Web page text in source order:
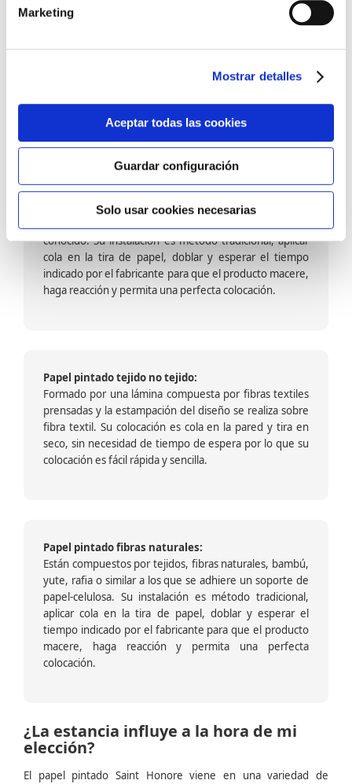
Marketing
Mostrar detalles
Aceptar todas las cookies
Guardar configuración
Solo usar cookies necesarias
barniz multiadherente en base agua. En zonas de
fuegos, se recomienda proteger con placas, silestone,
dado que el frotar en exceso dañaría el papel. Su
colocación es cola en la pared y tira en seco, sin
colocación es fácil rápida y sencilla.
Papel pintado calidad papel:
Formado por una capa de papel sobre un soporte de
conocido. Su instalación es método tradicional, aplicar
cola en la tira de papel, doblar y esperar el tiempo
indicado por el fabricante para que el producto macere,
haga reacción y permita una perfecta colocación.
Papel pintado tejido no tejido:
Formado por una lámina compuesta por fibras textiles
prensadas y la estampación del diseño se realiza sobre
fibra textil. Su colocación es cola en la pared y tira en
seco, sin necesidad de tiempo de espera por lo que su
colocación es fácil rápida y sencilla.
Papel pintado fibras naturales:
Están compuestos por tejidos, fibras naturales, bambú,
yute, rafia o similar a los que se adhiere un soporte de
papel-celulosa. Su instalación es método tradicional,
aplicar cola en la tira de papel, doblar y esperar el
tiempo indicado por el fabricante para que el producto
macere, haga reacción y permita una perfecta
colocación.
¿La estancia influye a la hora de mi
elección?
El papel pintado Saint Honore viene en una variedad de